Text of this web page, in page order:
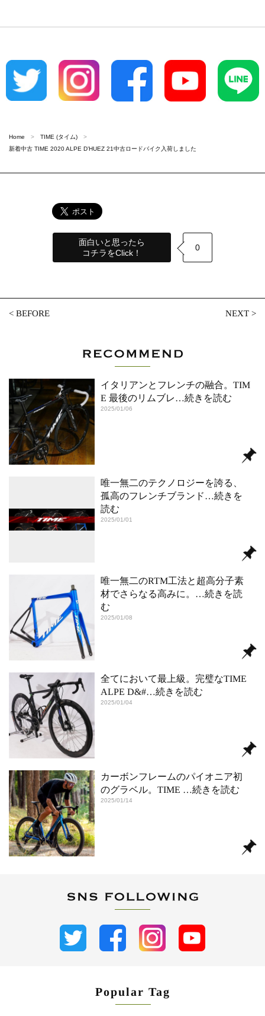
Home
TIME (タイム)
新着中古 TIME 2020 ALPE D’HUEZ 21中古ロードバイク入荷しました
面白いと思ったら
コチラをClick！
0
<BEFORE NEXT>
イタリアンとフレンチの融合。TIM
E 最後のリムブレ …続きを読む
2025/01/06
唯一無二のテクノロジーを誇る、
孤高のフレンチブランド …続きを
読む
2025/01/01
唯一無二のRTM工法と超高分子素
材でさらなる高みに。 …続きを読
む
2025/01/08
全てにおいて最上級。完璧なTIME
ALPE D&#…続きを読む
2025/01/04
カーボンフレームのパイオニア初
のグラベル。TIME …続きを読む
2025/01/14
Popular Tag